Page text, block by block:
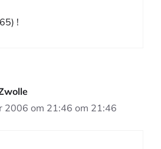
!
2006 om 21:46 om 21:46